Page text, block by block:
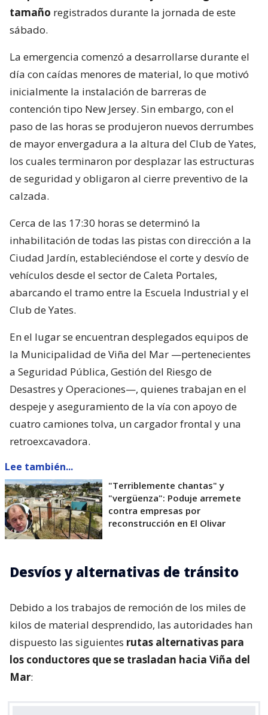
tamaño registrados durante la jornada de este
sábado.
La emergencia comenzó a desarrollarse durante el
día con caídas menores de material, lo que motivó
inicialmente la instalación de barreras de
contención tipo New Jersey. Sin embargo, con el
paso de las horas se produjeron nuevos derrumbes
de mayor envergadura a la altura del Club de Yates,
los cuales terminaron por desplazar las estructuras
de seguridad y obligaron al cierre preventivo de la
calzada.
Cerca de las 17:30 horas se determinó la
inhabilitación de todas las pistas con dirección a la
Ciudad Jardín, estableciéndose el corte y desvío de
vehículos desde el sector de Caleta Portales,
abarcando el tramo entre la Escuela Industrial y el
Club de Yates.
En el lugar se encuentran desplegados equipos de
la Municipalidad de Viña del Mar —pertenecientes
a Seguridad Pública, Gestión del Riesgo de
Desastres y Operaciones—, quienes trabajan en el
despeje y aseguramiento de la vía con apoyo de
cuatro camiones tolva, un cargador frontal y una
retroexcavadora.
Lee también...
"Terriblemente chantas" y
"vergüenza": Poduje arremete
contra empresas por
reconstrucción en El Olivar
Desvíos y alternativas de tránsito
Debido a los trabajos de remoción de los miles de
kilos de material desprendido, las autoridades han
dispuesto las siguientes rutas alternativas para
los conductores que se trasladan hacia Viña del
Mar: